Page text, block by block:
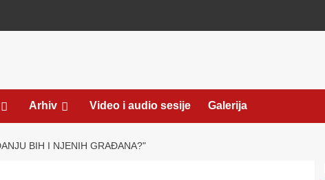
Arhiv Video i audio sesije Galerija
BIH I NJENIH GRAĐANA?ʺ